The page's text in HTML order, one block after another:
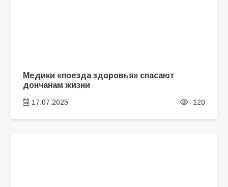
Медики «поезда здоровья» спасают
дончанам жизни
17.07.2025 120